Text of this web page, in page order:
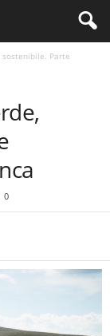
sostenibile. Parte
0